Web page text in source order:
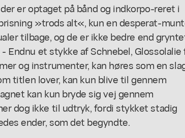
er optaget på bånd og indkorpo-reret i
»trods alt«, kun en desperat-
tilbage, og de er ikke bedre end
Endnu et stykke af Schnebel, Glossolalie
og instrumenter, kan høres som en
titlen lover, kan kun blive til gennem
kan kun bryde sig vej gennem
dog ikke til udtryk, fordi stykket stadig
ender, som det begyndte.